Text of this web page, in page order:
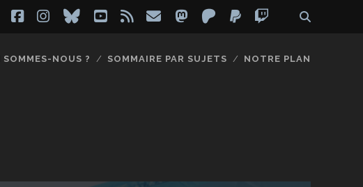
facebook
instagram
blueskyyoutube
rss emailmastodon
patreon
paypaltwitch
SOMMES-NOUS ? SOMMAIRE PAR SUJETS NOTRE PLAN